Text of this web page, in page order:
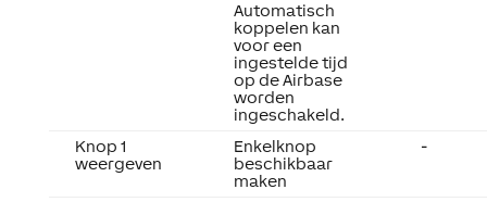
Automatisch
koppelen kan
voor een
ingestelde tijd
op de Airbase
worden
ingeschakeld.
Knop 1
weergeven
Enkelknop
beschikbaar
maken
-